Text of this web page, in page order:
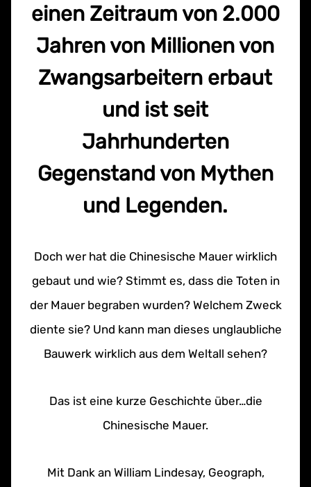
einen Zeitraum von 2.000
Jahren von Millionen von
Zwangsarbeitern erbaut
und ist seit
Jahrhunderten
Gegenstand von Mythen
und Legenden.
Doch wer hat die Chinesische Mauer wirklich
gebaut und wie? Stimmt es, dass die Toten in
der Mauer begraben wurden? Welchem Zweck
diente sie? Und kann man dieses unglaubliche
Bauwerk wirklich aus dem Weltall sehen?
Das ist eine kurze Geschichte über…die
Chinesische Mauer.
Mit Dank an William Lindesay, Geograph,